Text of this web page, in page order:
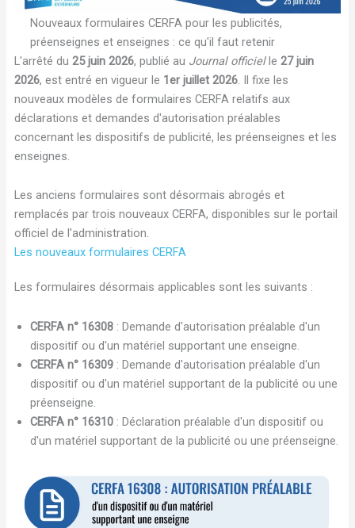
Nouveaux formulaires CERFA pour les publicités,
préenseignes et enseignes : ce qu'il faut retenir
L'arrêté du 25 juin 2026, publié au Journal officielle 27 juin
2026, est entré en vigueur le 1er juillet 2026. Il fixe les
nouveaux modèles de formulaires CERFA relatifs aux
déclarations et demandes d'autorisation préalables
concernant les dispositifs de publicité, les préenseignes et les
enseignes.
Les anciens formulaires sont désormais abrogés et
remplacés par trois nouveaux CERFA, disponibles sur le portail
officiel de l'administration.
Les nouveaux formulaires CERFA
Les formulaires désormais applicables sont les suivants :
CERFA n° 16308: Demande d'autorisation préalable d'un
dispositif ou d'un matériel supportant une enseigne.
CERFA n° 16309: Demande d'autorisation préalable d'un
dispositif ou d'un matériel supportant de la publicité ou une
préenseigne.
CERFA n° 16310: Déclaration préalable d'un dispositif ou
d'un matériel supportant de la publicité ou une préenseigne.